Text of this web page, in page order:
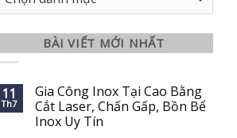
BÀI VIẾT MỚI NHẤT
11
Th7
Gia Công Inox Tại Cao Bằng
Cắt Laser, Chấn Gấp, Bồn Bể
Inox Uy Tín